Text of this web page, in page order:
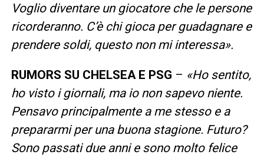
Voglio diventare un giocatore che le persone
ricorderanno. C’è chi gioca per guadagnare e
prendere soldi, questo non mi interessa».
RUMORS SU CHELSEA E PSG – «Ho sentito,
ho visto i giornali, ma io non sapevo niente.
Pensavo principalmente a me stesso e a
prepararmi per una buona stagione. Futuro?
Sono passati due anni e sono molto felice